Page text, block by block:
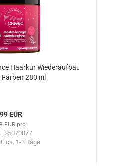
Haarkur Wiederaufbau
280 ml
EUR
EUR pro l
25070077
ca. 1-3 Tage